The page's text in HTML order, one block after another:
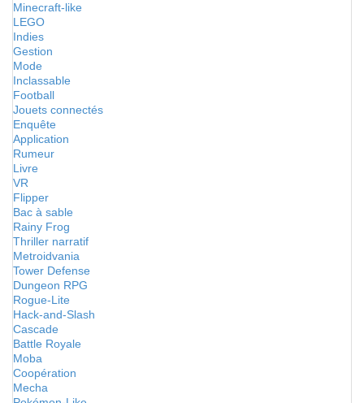
Minecraft-like
LEGO
Indies
Gestion
Mode
Inclassable
Football
Jouets connectés
Enquête
Application
Rumeur
Livre
VR
Flipper
Bac à sable
Rainy Frog
Thriller narratif
Metroidvania
Tower Defense
Dungeon RPG
Rogue-Lite
Hack-and-Slash
Cascade
Battle Royale
Moba
Coopération
Mecha